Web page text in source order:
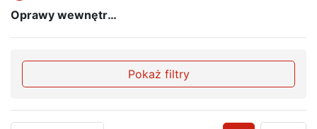
Oprawy wewnętrzne
Pokaż filtry